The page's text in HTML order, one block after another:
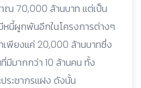
ณ 70,000 ล้านบาท แต่เป็น
หนี้ผูกพันอีกในโครงการต่างๆ
พียงแค่ 20,000 ล้านบาทซึ่ง
มีมากกว่า 10 ล้านคน ทั้ง
ระชากรแฝง ดังนั้น